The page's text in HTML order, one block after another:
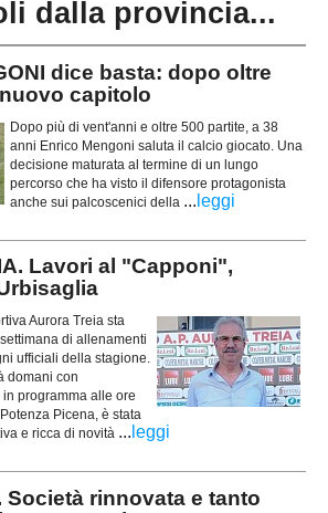
dalla provincia...
dice basta: dopo oltre
capitolo
Dopo più di vent'anni e oltre 500 partite, a 38
anni Enrico Mengoni saluta il calcio giocato. Una
decisione maturata al termine di un lungo
percorso che ha visto il difensore protagonista
anche sui palcoscenici della ... leggi
Lavori al "Capponi",
Aurora Treia sta
di allenamenti
ufficiali della stagione.
domani con
programma alle ore
Picena, è stata
e ricca di novità ... leggi
Società rinnovata e tanto